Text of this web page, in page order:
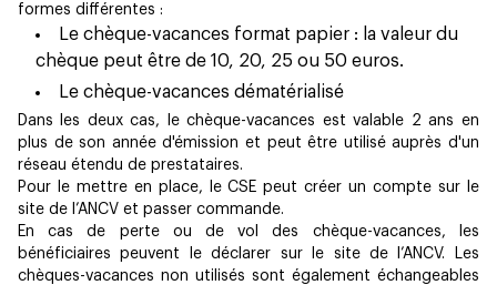
formes différentes :
Le chèque-vacances format papier : la valeur du
chèque peut être de 10, 20, 25 ou 50 euros.
Le chèque-vacances dématérialisé
Dans les deux cas, le chèque-vacances est valable 2 ans en
plus de son année d'émission et peut être utilisé auprès d'un
réseau étendu de prestataires.
Pour le mettre en place, le CSE peut créer un compte sur le
site de l’ANCV et passer commande.
En cas de perte ou de vol des chèque-vacances, les
bénéficiaires peuvent le déclarer sur le site de l’ANCV. Les
chèques-vacances non utilisés sont également échangeables